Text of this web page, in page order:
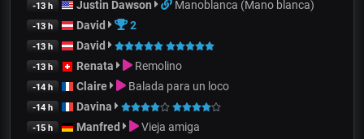
-13 h Justin Dawson Manoblanca (Mano blanca)
-13 h David 2
-13 h David
-13 h Renata Remolino
-14 h Claire Balada para un loco
-14 h Davina
-15 h Manfred Vieja amiga